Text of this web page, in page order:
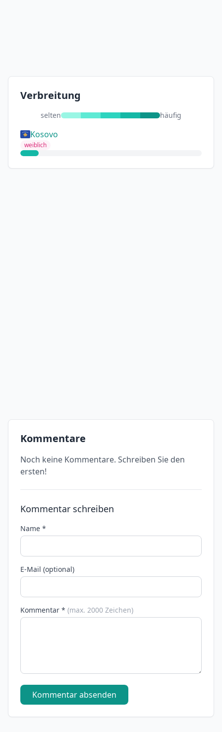
Verbreitung
selten häufig
Kosovo
weiblich
Kommentare
Noch keine Kommentare. Schreiben Sie den
ersten!
Kommentar schreiben
Name *
E-Mail (optional)
Kommentar * (max. 2000 Zeichen)
Kommentar absenden